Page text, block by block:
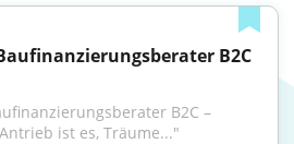
B2C
ist es, Träume..."